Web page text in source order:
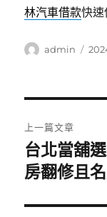
林汽車借款快速
作
admin
發
章
導
覽
上一篇文章
上
一
文
台北當舖
房翻修且